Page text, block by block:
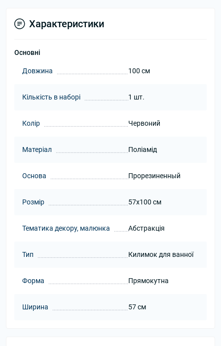
Характеристики
Основні
Довжина 100 см
Кількість в наборі 1 шт.
Колір Червоний
Матеріал Поліамід
Основа Прорезиненный
Розмір 57x100 см
Тематика декору, малюнка Абстракція
Тип Килимок для ванної
Форма Прямокутна
Ширина 57 см